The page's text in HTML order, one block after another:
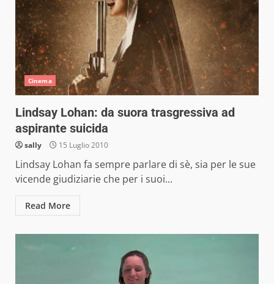
Cinema
Lindsay Lohan: da suora trasgressiva ad
aspirante suicida
sally 15 Luglio 2010
Lindsay Lohan fa sempre parlare di sè, sia per le sue
vicende giudiziarie che per i suoi...
Read More